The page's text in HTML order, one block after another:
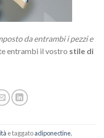
da entrambi i pezzi e
entrambi il vostro stile di
e taggatoadiponectine,